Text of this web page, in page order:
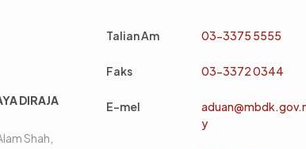
DIRAJA
Shah,
Talian Am 03-3375 5555
Faks 03-3372 0344
E-mel
y